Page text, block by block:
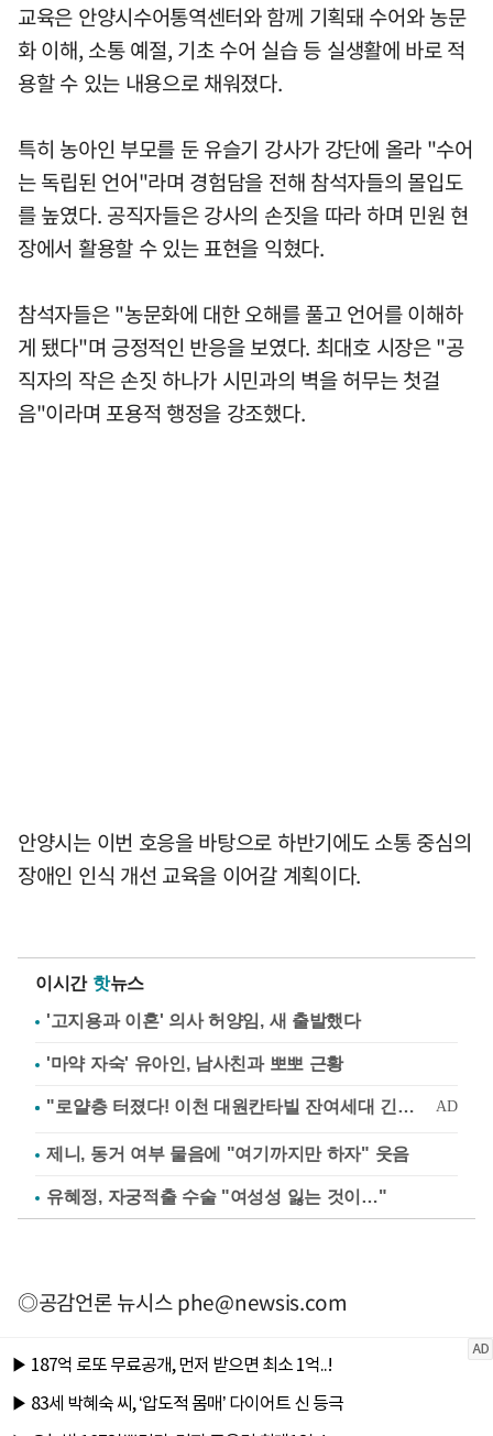
교육은 안양시수어통역센터와 함께 기획돼 수어와 농문
화 이해, 소통 예절, 기초 수어 실습 등 실생활에 바로 적
용할 수 있는 내용으로 채워졌다.
특히 농아인 부모를 둔 유슬기 강사가 강단에 올라 "수어
는 독립된 언어"라며 경험담을 전해 참석자들의 몰입도
를 높였다. 공직자들은 강사의 손짓을 따라 하며 민원 현
장에서 활용할 수 있는 표현을 익혔다.
참석자들은 "농문화에 대한 오해를 풀고 언어를 이해하
게 됐다"며 긍정적인 반응을 보였다. 최대호 시장은 "공
직자의 작은 손짓 하나가 시민과의 벽을 허무는 첫걸
음"이라며 포용적 행정을 강조했다.
안양시는 이번 호응을 바탕으로 하반기에도 소통 중심의
장애인 인식 개선 교육을 이어갈 계획이다.
이시간 핫뉴스
'고지용과 이혼' 의사 허양임, 새 출발했다
'마약 자숙' 유아인, 남사친과 뽀뽀 근황
제니, 동거 여부 물음에 "여기까지만 하자" 웃음
유혜정, 자궁적출 수술 "여성성 잃는 것이…"
◎공감언론 뉴시스phe@newsis.com